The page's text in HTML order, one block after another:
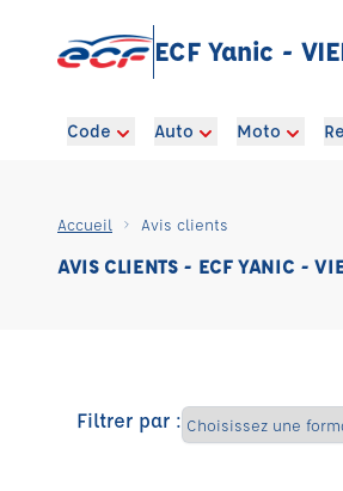
ECF Yanic -
Code Auto Moto
Accueil Avis clients
AVIS CLIENTS - ECF YANIC -
Filtrer par :